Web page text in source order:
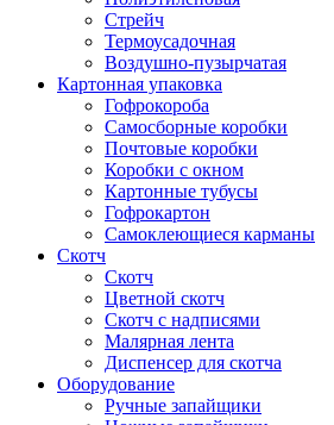
Стрейч
Термоусадочная
Воздушно-пузырчатая
Картонная упаковка
Гофрокороба
Самосборные коробки
Почтовые коробки
Коробки с окном
Картонные тубусы
Гофрокартон
Самоклеющиеся карманы
Скотч
Скотч
Цветной скотч
Скотч с надписями
Малярная лента
Диспенсер для скотча
Оборудование
Ручные запайщики